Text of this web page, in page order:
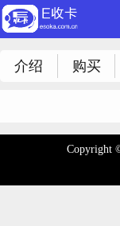
介绍 购买
Copyright